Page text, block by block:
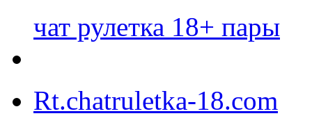
чат рулетка 18+ пары
Rt.chatruletka-18.com